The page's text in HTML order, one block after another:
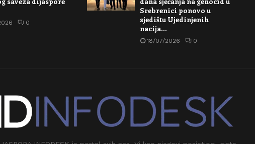
0
Srebrenici ponovo u
sjedištu Ujedinjenih
nacija…
18/07/2026 0